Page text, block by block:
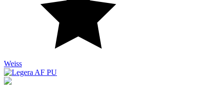
Weiss